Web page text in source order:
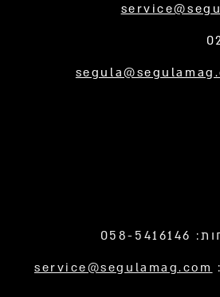
service@segulamag.com